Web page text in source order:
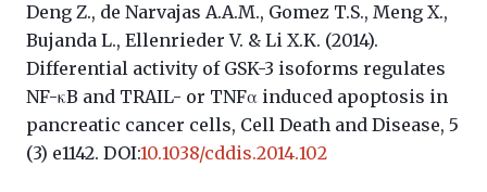
Deng Z., de Narvajas A.A.M., Gomez T.S., Meng X.,
Bujanda L., Ellenrieder V. & Li X.K. (2014).
Differential activity of GSK-3 isoforms regulates
NF-κB and TRAIL- or TNFα induced apoptosis in
pancreatic cancer cells, Cell Death and Disease, 5
(3) e1142. DOI:10.1038/cddis.2014.102